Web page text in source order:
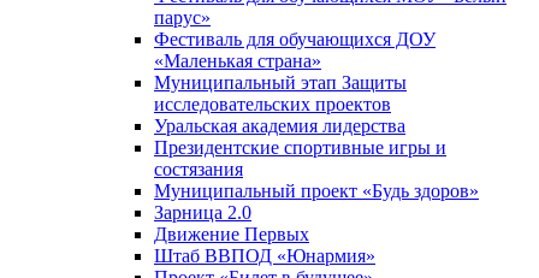
парус»
Фестиваль для обучающихся ДОУ
«Маленькая страна»
Муниципальный этап Защиты
исследовательских проектов
Уральская академия лидерства
Президентские спортивные игры и
состязания
Муниципальный проект «Будь здоров»
Зарница 2.0
Движение Первых
Штаб ВВПОД «Юнармия»